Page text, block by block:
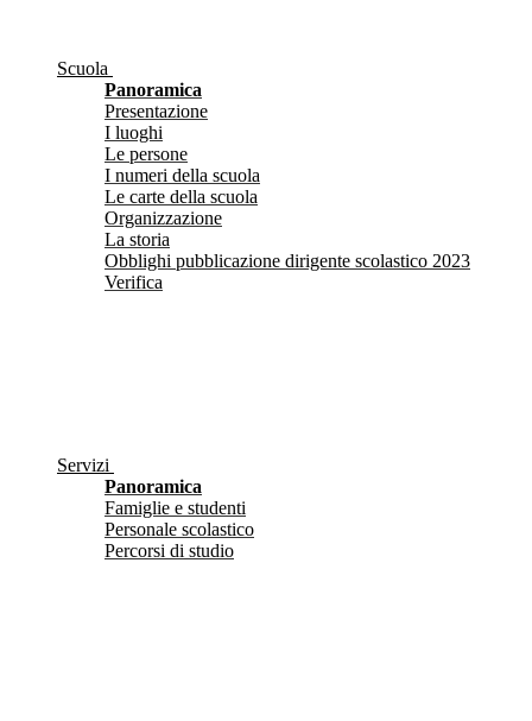
Scuola
Panoramica
Presentazione
I luoghi
Le persone
I numeri della scuola
Le carte della scuola
Organizzazione
La storia
Obblighi pubblicazione dirigente scolastico 2023
Verifica
Servizi
Panoramica
Famiglie e studenti
Personale scolastico
Percorsi di studio